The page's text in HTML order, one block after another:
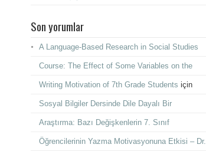
Son yorumlar
A Language-Based Research in Social Studies
Course: The Effect of Some Variables on the
Writing Motivation of 7th Grade Students için
Sosyal Bilgiler Dersinde Dile Dayalı Bir
Araştırma: Bazı Değişkenlerin 7. Sınıf
Öğrencilerinin Yazma Motivasyonuna Etkisi – Dr.